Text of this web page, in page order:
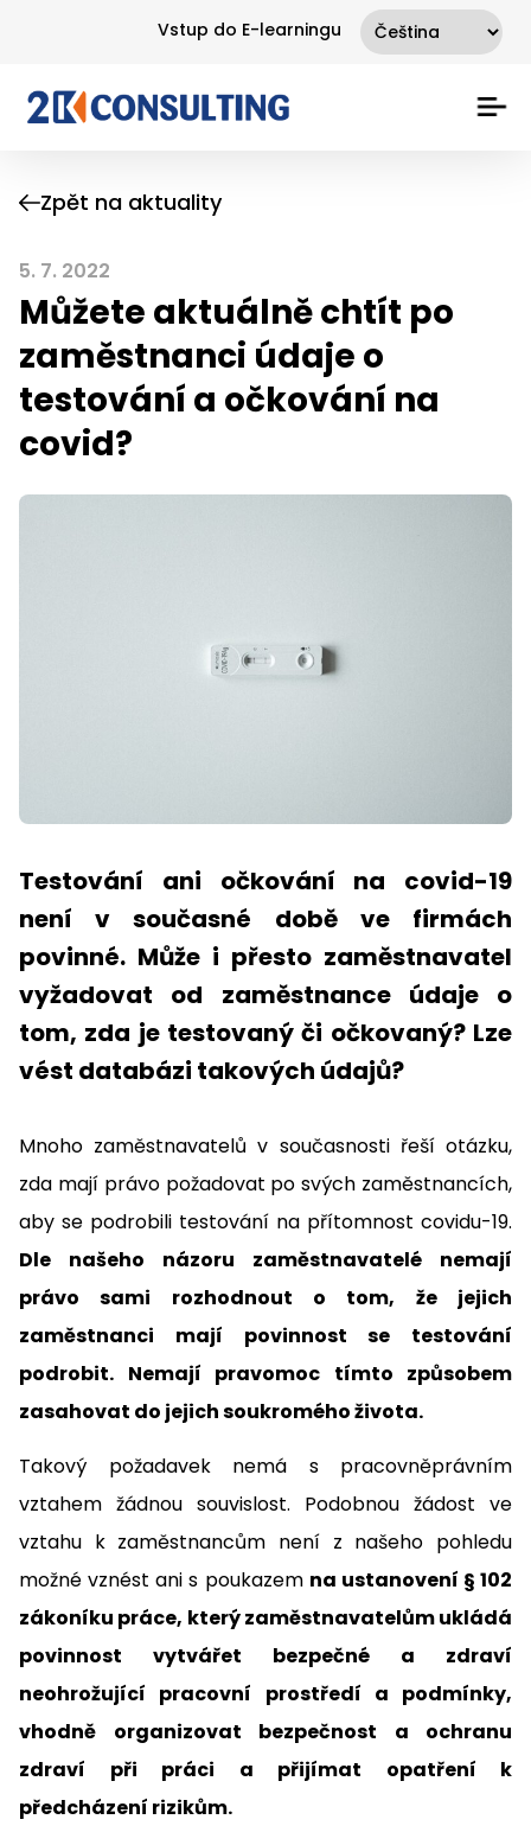
Vstup do E-learningu
Zpět na aktuality
5. 7. 2022
Můžete aktuálně chtít po
zaměstnanci údaje o
testování a očkování na
covid?
Testování ani očkování na covid-19
není v současné době ve firmách
povinné. Může i přesto zaměstnavatel
vyžadovat od zaměstnance údaje o
tom, zda je testovaný či očkovaný? Lze
vést databázi takových údajů?
Mnoho zaměstnavatelů v současnosti řeší otázku,
zda mají právo požadovat po svých zaměstnancích,
aby se podrobili testování na přítomnost covidu-19.
Dle našeho názoru zaměstnavatelé nemají
právo sami rozhodnout o tom, že jejich
zaměstnanci mají povinnost se testování
podrobit. Nemají pravomoc tímto způsobem
zasahovat do jejich soukromého života.
Takový požadavek nemá s pracovněprávním
vztahem žádnou souvislost. Podobnou žádost ve
vztahu k zaměstnancům není z našeho pohledu
možné vznést ani s poukazem na ustanovení § 102
zákoníku práce, který zaměstnavatelům ukládá
povinnost vytvářet bezpečné a zdraví
neohrožující pracovní prostředí a podmínky,
vhodně organizovat bezpečnost a ochranu
zdraví při práci a přijímat opatření k
předcházení rizikům.